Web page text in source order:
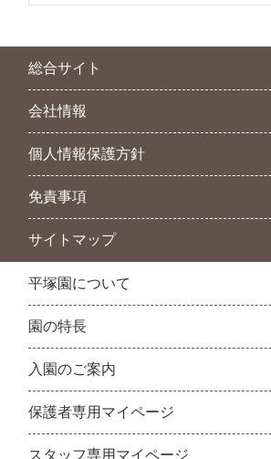
総合サイト
会社情報
個人情報保護方針
免責事項
サイトマップ
平塚園について
園の特長
入園のご案内
保護者専用マイページ
スタッフ専用マイページ